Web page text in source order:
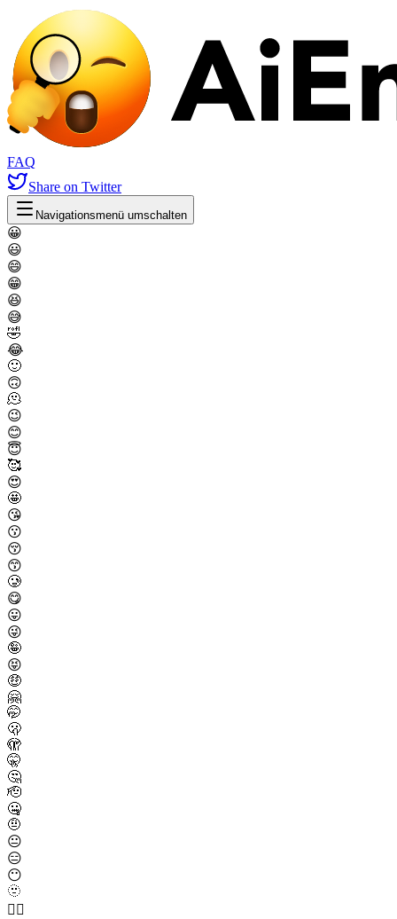
FAQ
Share on Twitter
Navigationsmenü umschalten
😀
😃
😄
😁
😆
😅
🤣
😂
🙂
🙃
🫠
😉
😊
😇
🥰
😍
🤩
😘
😗
😚
😙
🥲
😋
😛
😜
🤪
😝
🤑
🤗
🤭
🫢
🫣
🤫
🤔
🫡
🤐
🤨
😐
😑
😶
🫥
😶‍🌫️